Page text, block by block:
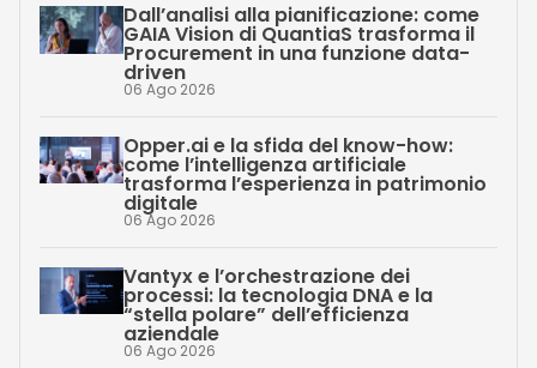
Dall’analisi alla pianificazione: come
GAIA Vision di QuantiaS trasforma il
Procurement in una funzione data-
driven
06 Ago 2026
Opper.ai e la sfida del know-how:
come l’intelligenza artificiale
trasforma l’esperienza in patrimonio
digitale
06 Ago 2026
Vantyx e l’orchestrazione dei
processi: la tecnologia DNA e la
“stella polare” dell’efficienza
aziendale
06 Ago 2026